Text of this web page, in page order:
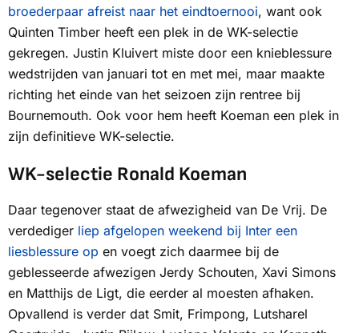
broederpaar afreist naar het eindtoernooi, want ook
Quinten Timber heeft een plek in de WK-selectie
gekregen. Justin Kluivert miste door een knieblessure
wedstrijden van januari tot en met mei, maar maakte
richting het einde van het seizoen zijn rentree bij
Bournemouth. Ook voor hem heeft Koeman een plek in
zijn definitieve WK-selectie.
WK-selectie Ronald Koeman
Daar tegenover staat de afwezigheid van De Vrij. De
verdediger liep afgelopen weekend bij Inter een
liesblessure op en voegt zich daarmee bij de
geblesseerde afwezigen Jerdy Schouten, Xavi Simons
en Matthijs de Ligt, die eerder al moesten afhaken.
Opvallend is verder dat Smit, Frimpong, Lutsharel